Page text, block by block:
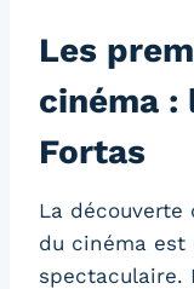
Les
cinéma :
Fortas
La découverte
du cinéma est
spectaculaire.